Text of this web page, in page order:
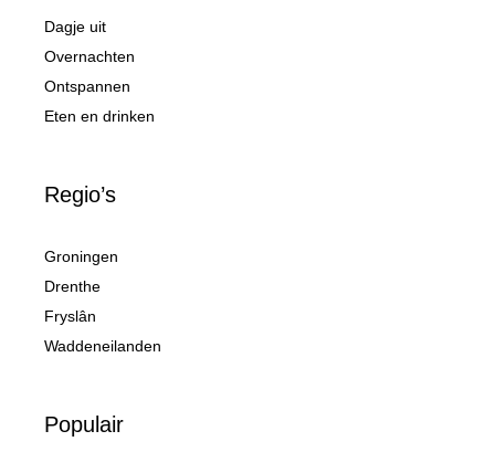
Dagje uit
Overnachten
Ontspannen
Eten en drinken
Regio’s
Groningen
Drenthe
Fryslân
Waddeneilanden
Populair